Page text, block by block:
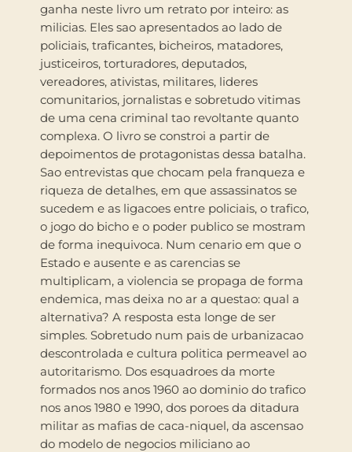
ganha neste livro um retrato por inteiro: as
milicias. Eles sao apresentados ao lado de
policiais, traficantes, bicheiros, matadores,
justiceiros, torturadores, deputados,
vereadores, ativistas, militares, lideres
comunitarios, jornalistas e sobretudo vitimas
de uma cena criminal tao revoltante quanto
complexa. O livro se constroi a partir de
depoimentos de protagonistas dessa batalha.
Sao entrevistas que chocam pela franqueza e
riqueza de detalhes, em que assassinatos se
sucedem e as ligacoes entre policiais, o trafico,
o jogo do bicho e o poder publico se mostram
de forma inequivoca. Num cenario em que o
Estado e ausente e as carencias se
multiplicam, a violencia se propaga de forma
endemica, mas deixa no ar a questao: qual a
alternativa? A resposta esta longe de ser
simples. Sobretudo num pais de urbanizacao
descontrolada e cultura politica permeavel ao
autoritarismo. Dos esquadroes da morte
formados nos anos 1960 ao dominio do trafico
nos anos 1980 e 1990, dos poroes da ditadura
militar as mafias de caca-niquel, da ascensao
do modelo de negocios miliciano ao